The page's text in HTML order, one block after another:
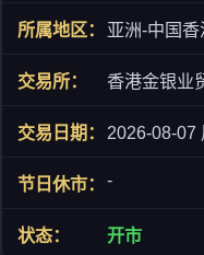
亚洲-中国香
香港金银业
2026-08-07
-
开市